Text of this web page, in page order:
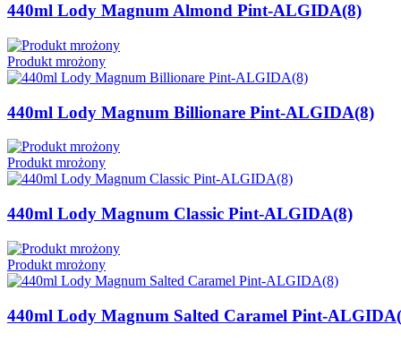
440ml Lody Magnum Almond Pint-ALGIDA(8)
Produkt mrożony
440ml Lody Magnum Billionare Pint-ALGIDA(8)
Produkt mrożony
440ml Lody Magnum Classic Pint-ALGIDA(8)
Produkt mrożony
440ml Lody Magnum Salted Caramel Pint-